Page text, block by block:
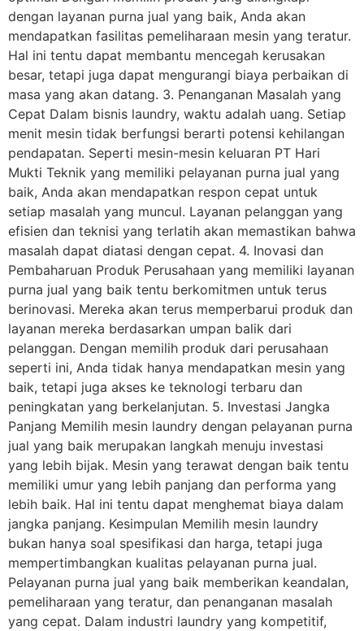
dengan layanan purna jual yang baik, Anda akan
mendapatkan fasilitas pemeliharaan mesin yang teratur.
Hal ini tentu dapat membantu mencegah kerusakan
besar, tetapi juga dapat mengurangi biaya perbaikan di
masa yang akan datang. 3. Penanganan Masalah yang
Cepat Dalam bisnis laundry, waktu adalah uang. Setiap
menit mesin tidak berfungsi berarti potensi kehilangan
pendapatan. Seperti mesin-mesin keluaran PT Hari
Mukti Teknik yang memiliki pelayanan purna jual yang
baik, Anda akan mendapatkan respon cepat untuk
setiap masalah yang muncul. Layanan pelanggan yang
efisien dan teknisi yang terlatih akan memastikan bahwa
masalah dapat diatasi dengan cepat. 4. Inovasi dan
Pembaharuan Produk Perusahaan yang memiliki layanan
purna jual yang baik tentu berkomitmen untuk terus
berinovasi. Mereka akan terus memperbarui produk dan
layanan mereka berdasarkan umpan balik dari
pelanggan. Dengan memilih produk dari perusahaan
seperti ini, Anda tidak hanya mendapatkan mesin yang
baik, tetapi juga akses ke teknologi terbaru dan
peningkatan yang berkelanjutan. 5. Investasi Jangka
Panjang Memilih mesin laundry dengan pelayanan purna
jual yang baik merupakan langkah menuju investasi
yang lebih bijak. Mesin yang terawat dengan baik tentu
memiliki umur yang lebih panjang dan performa yang
lebih baik. Hal ini tentu dapat menghemat biaya dalam
jangka panjang. Kesimpulan Memilih mesin laundry
bukan hanya soal spesifikasi dan harga, tetapi juga
mempertimbangkan kualitas pelayanan purna jual.
Pelayanan purna jual yang baik memberikan keandalan,
pemeliharaan yang teratur, dan penanganan masalah
yang cepat. Dalam industri laundry yang kompetitif,